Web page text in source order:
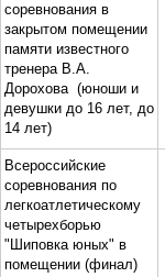
соревнования в
закрытом помещении
памяти известного
тренера В.А.
Дорохова (юноши и
девушки до 16 лет, до
14 лет)
Всероссийские
соревнования по
легкоатлетическому
четырехборью
"Шиповка юных" в
помещении (финал)